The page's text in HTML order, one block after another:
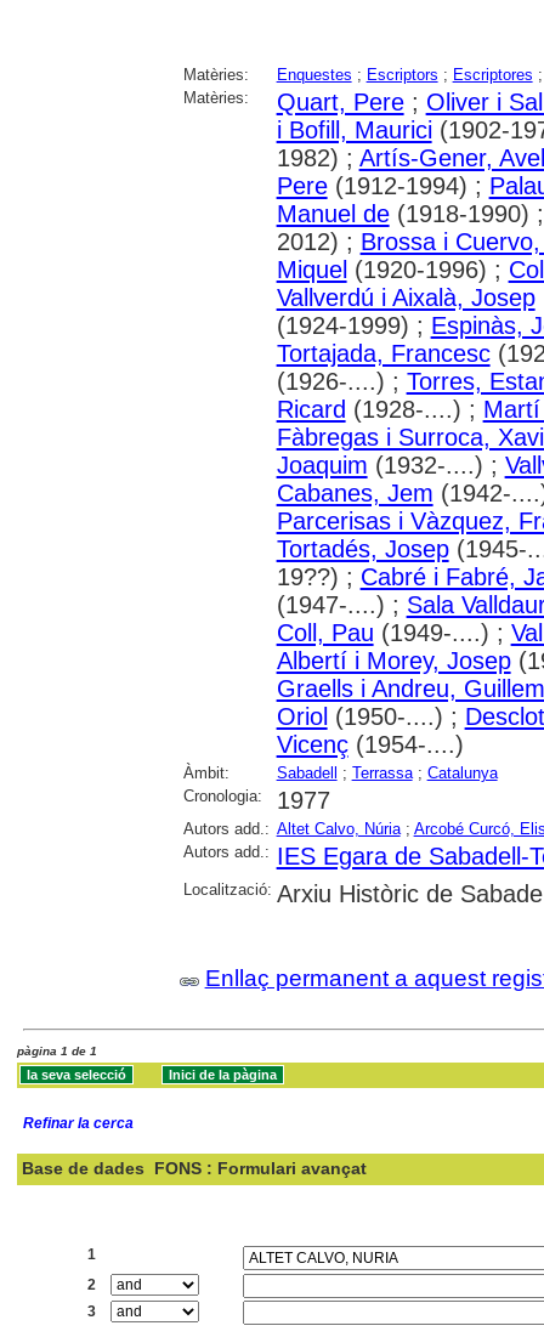
Matèries: Enquestes ; Escriptors ; Escriptores
Matèries:
Quart, Pere; Oliver i
i Bofill, Maurici(1902-
1982) ; Artís-Gener,
Pere(1912-1994) ;
Manuel de(1918-1990)
2012) ; Brossa i
Miquel (1920-1996) ;
Vallverdú i Aixalà, Josep
(1924-1999) ; Espinàs,
Tortajada, Francesc
(1926-....) ; Torres,
Ricard (1928-....) ;
Fàbregas i Surroca,
Joaquim (1932-....) ;
Cabanes, Jem (1942-
Parcerisas i Vàzquez,
Tortadés, Josep(1945-
19??) ; Cabré i Fabré,
(1947-....) ; Sala
Coll, Pau (1949-....) ;
Albertí i Morey, Josep
Graells i Andreu,
Oriol (1950-....) ;
Vicenç(1954-....)
Àmbit: Sabadell ; Terrassa; Catalunya
Cronologia:
1977
Autors add.: Altet Calvo, Núria; Arcobé Curcó,
Autors add.: IES Egara de Sabadell-
Localització: Arxiu Històric de
Enllaç permanent a aquest
pàgina 1 de 1
Refinar la cerca
Base de dades FONS : Formulari avançat
1
2
3